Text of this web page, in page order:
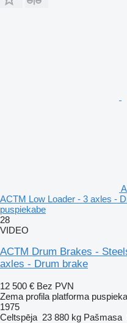
ACTM Low Loader - 3 axles -
puspiekabe
28
VIDEO
ACTM Drum Brakes -
axles - Drum brake
12 500 € Bez PVN
Zema profila platforma
1975
Celtspēja 23 880 kg Pašmasa